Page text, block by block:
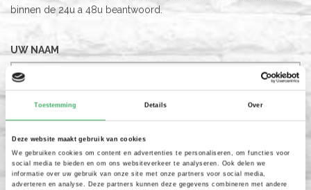
Toestemming Details Over
Deze website maakt gebruik van cookies
We gebruiken cookies om content en advertenties te personaliseren, om functies voor
social media te bieden en om ons websiteverkeer te analyseren. Ook delen we
informatie over uw gebruik van onze site met onze partners voor social media,
adverteren en analyse. Deze partners kunnen deze gegevens combineren met andere
binnen de 24u a 48u beantwoord.
UW NAAM
TELEFOON
E-MAIL